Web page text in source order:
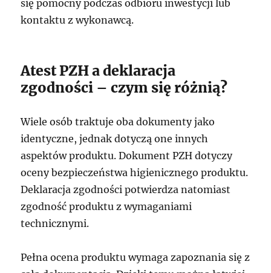
się pomocny podczas odbioru inwestycji lub
kontaktu z wykonawcą.
Atest PZH a deklaracja
zgodności – czym się różnią?
Wiele osób traktuje oba dokumenty jako
identyczne, jednak dotyczą one innych
aspektów produktu. Dokument PZH dotyczy
oceny bezpieczeństwa higienicznego produktu.
Deklaracja zgodności potwierdza natomiast
zgodność produktu z wymaganiami
technicznymi.
Pełna ocena produktu wymaga zapoznania się z